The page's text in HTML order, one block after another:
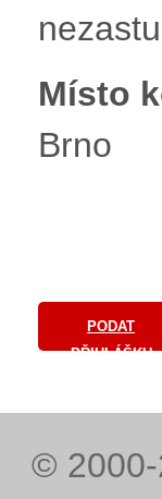
Místo
Brno
PODAT
PŘIHLÁŠKU
©